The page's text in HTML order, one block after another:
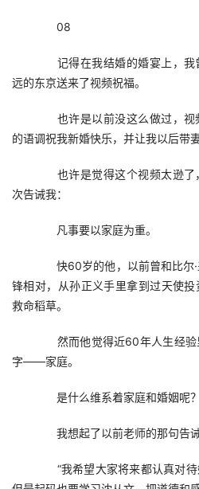
08
记得在我结婚的婚宴上，我
远的东京送来了视频祝福。
也许是以前没这么做过，视
的语调祝我新婚快乐，并让我以后带
也许是觉得这个视频太逊了
次告诫我：
凡事要以家庭为重。
快60岁的他，以前曾和比尔·
锋相对，从孙正义手里拿到过天使
救命稻草。
然而他觉得近60年人生经验
字——家庭。
是什么维系着家庭和婚姻呢？
我想起了以前老师的那句告诫
“我希望大家将来都认真对待